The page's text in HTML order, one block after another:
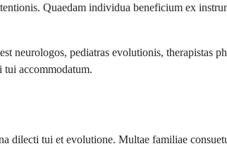
Quaedam individua beneficium ex
pediatras evolutionis, therapistas
tui accommodatum.
tui et evolutione. Multae familiae